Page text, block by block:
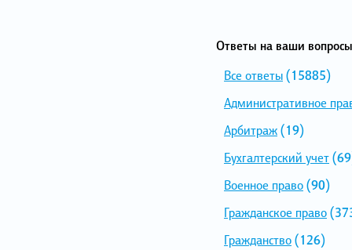
Ответы на ваши
Все ответы(15885)
Административное
Арбитраж(19)
Бухгалтерский учет
Военное право(90)
Гражданское право
Гражданство(126)